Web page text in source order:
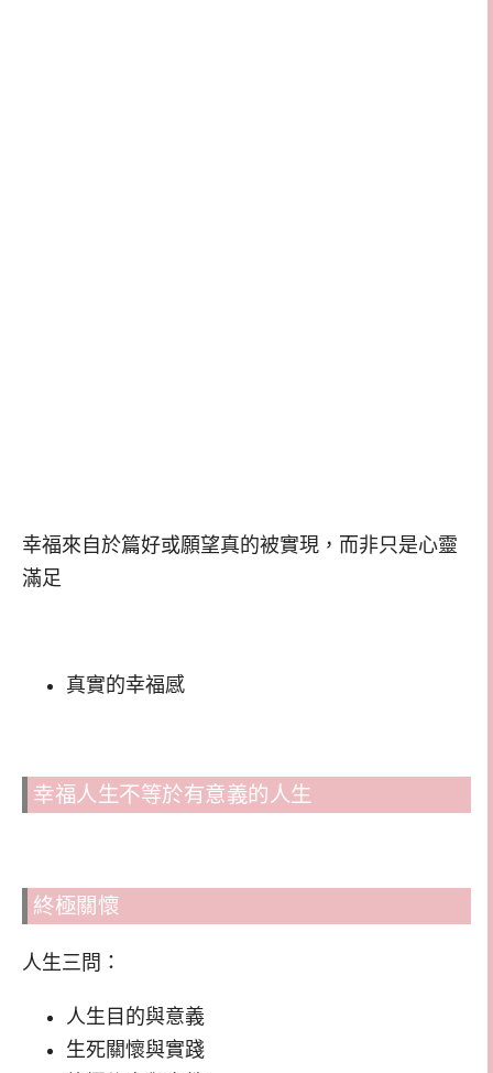
幸福來自於篇好或願望真的被實現，而非只是心靈
滿足
真實的幸福感
幸福人生不等於有意義的人生
終極關懷
人生三問：
人生目的與意義
生死關懷與實踐